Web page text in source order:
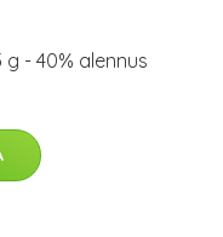
g - 40% alennus